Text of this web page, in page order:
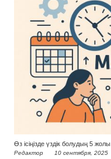
Өз ісіңізде үздік болудың 5 жолы
Редактор 10 сентября, 2025